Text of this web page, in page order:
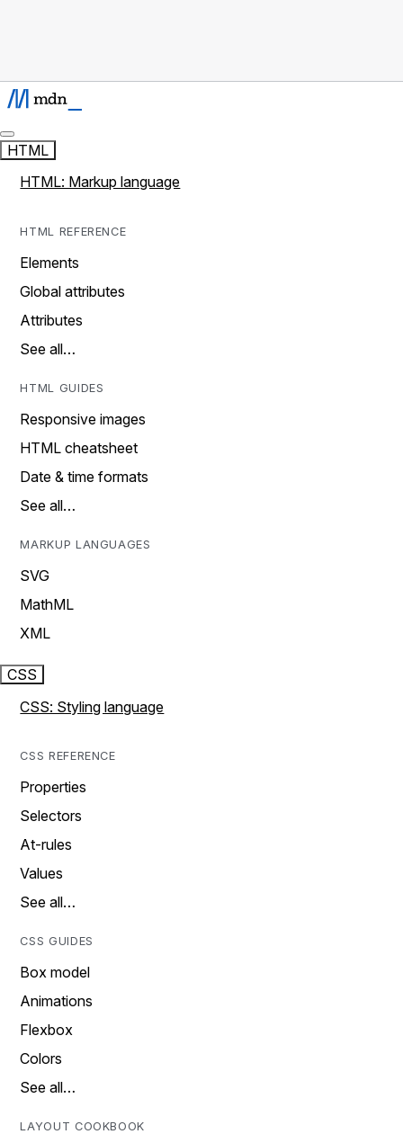
HTML
HTML: Markup language
HTML REFERENCE
Elements
Global attributes
Attributes
See all…
HTML GUIDES
Responsive images
HTML cheatsheet
Date & time formats
See all…
MARKUP LANGUAGES
SVG
MathML
XML
CSS
CSS: Styling language
CSS REFERENCE
Properties
Selectors
At-rules
Values
See all…
CSS GUIDES
Box model
Animations
Flexbox
Colors
See all…
LAYOUT COOKBOOK